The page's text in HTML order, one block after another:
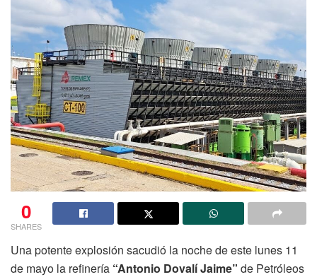
0
SHARES
Una potente explosión sacudió la noche de este lunes 11
de mayo la refinería “Antonio Dovalí Jaime” de Petróleos